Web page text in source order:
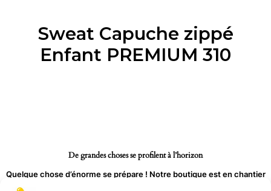
Sweat Capuche zippé
Enfant PREMIUM 310
De grandes choses se profilent à l’horizon
Quelque chose d’énorme se prépare ! Notre boutique est en chantier